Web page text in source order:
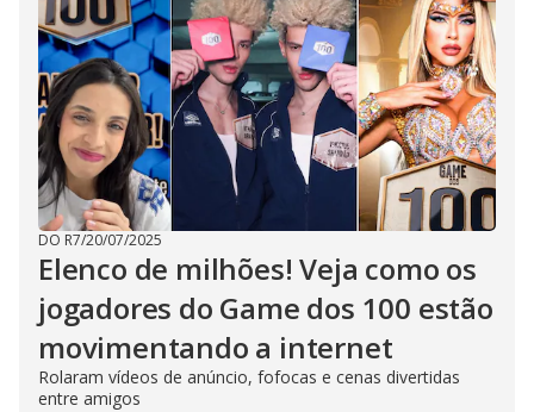
DO R7/20/07/2025
Elenco de milhões! Veja como os
jogadores do Game dos 100 estão
movimentando a internet
Rolaram vídeos de anúncio, fofocas e cenas divertidas
entre amigos